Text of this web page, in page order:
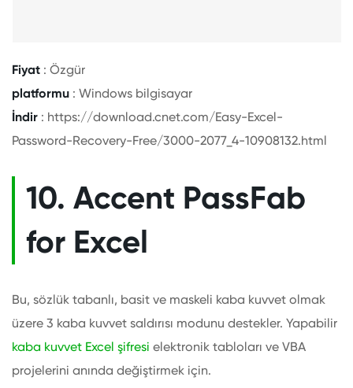
Fiyat : Özgür
platformu : Windows bilgisayar
İndir : https://download.cnet.com/Easy-Excel-
Password-Recovery-Free/3000-2077_4-10908132.html
10. Accent PassFab
for Excel
Bu, sözlük tabanlı, basit ve maskeli kaba kuvvet olmak
üzere 3 kaba kuvvet saldırısı modunu destekler. Yapabilir
kaba kuvvet Excel şifresi elektronik tabloları ve VBA
projelerini anında değiştirmek için.